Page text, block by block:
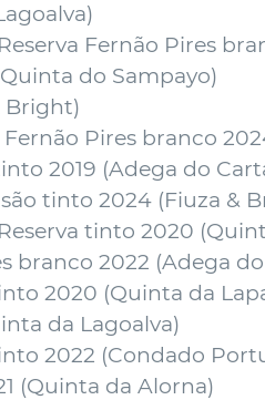
)
Fernão Pires
Quinta do Sampayo)
Bright)
Pires branco
2019 (Adega do
tinto 2024 (Fiuza &
tinto 2020 (
branco 2022 (Adega
2020 (Quinta da
da Lagoalva)
2022 (Condado
(Quinta da Alorna)